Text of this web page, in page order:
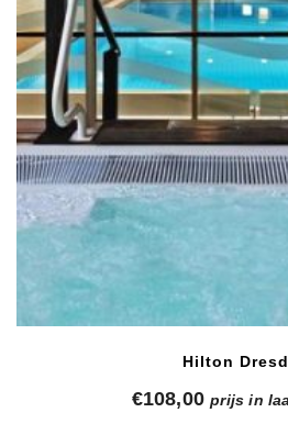
Hilton
€108,00 prijs in